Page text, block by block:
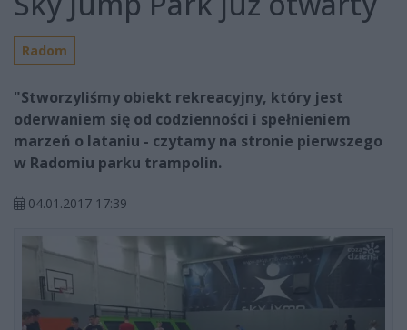
Radom
"Stworzyliśmy obiekt rekreacyjny, który jest
oderwaniem się od codzienności i spełnieniem
marzeń o lataniu - czytamy na stronie pierwszego
w Radomiu parku trampolin.
04.01.2017 17:39